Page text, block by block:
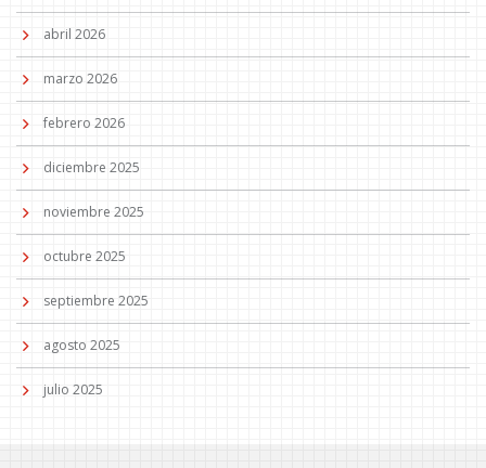
abril 2026
marzo 2026
febrero 2026
diciembre 2025
noviembre 2025
octubre 2025
septiembre 2025
agosto 2025
julio 2025